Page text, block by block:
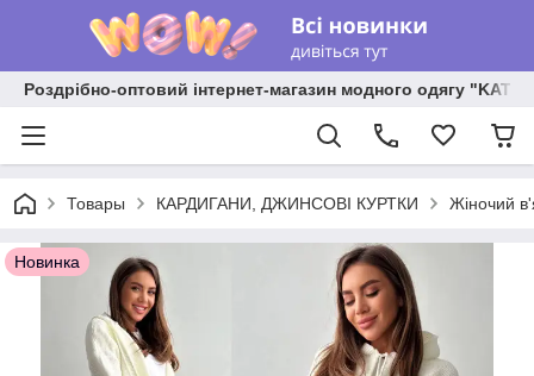
Роздрібно-оптовий інтернет-магазин модного одягу
Товары КАРДИГАНИ, ДЖИНСОВІ КУРТКИ Жіночий
Новинка